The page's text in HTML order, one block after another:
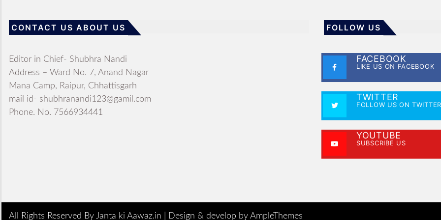
CONTACT US ABOUT US
Editor in Chief- Shubhra Nandi
Address – Ward No. 7, Anand Nagar
Mana Camp, Raipur, Chhattisgarh
mail id- shubhranandi123@gamil.com
Phone. No. 7566934441
FOLLOW US
FACEBOOK
LIKE US ON FACEBOOK
TWITTER
FOLLOW US ON TWITTER
YOUTUBE
SUBSCRIBE US
All Rights Reserved By Janta ki Aawaz.in | Design & develop by AmpleThemes